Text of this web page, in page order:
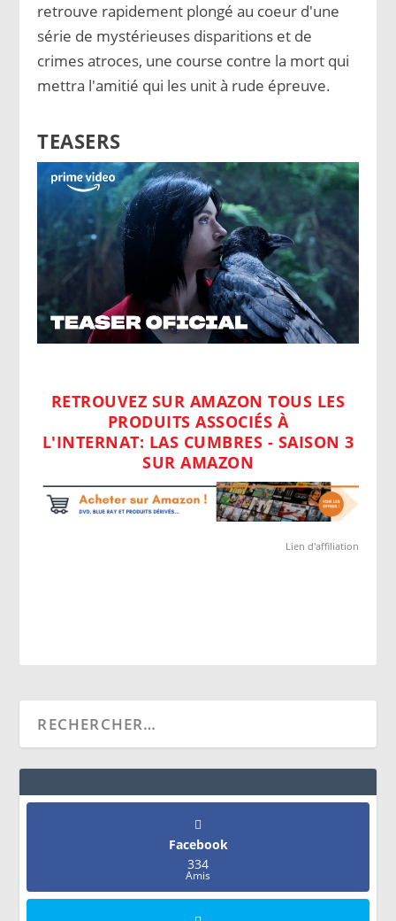
retrouve rapidement plongé au coeur d'une
série de mystérieuses disparitions et de
crimes atroces, une course contre la mort qui
mettra l'amitié qui les unit à rude épreuve.
TEASERS
RETROUVEZ SUR AMAZON TOUS LES
PRODUITS ASSOCIÉS À
L'INTERNAT: LAS CUMBRES - SAISON 3
SUR AMAZON
Lien d'affiliation
Facebook
334
Amis